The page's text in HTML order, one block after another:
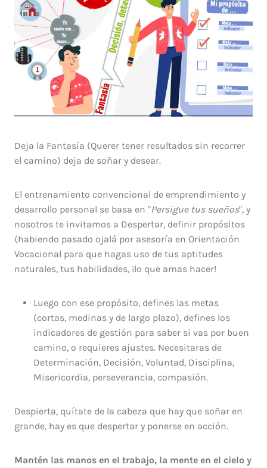
Deja la Fantasía (Querer tener resultados sin recorrer
el camino) deja de soñar y desear.
El entrenamiento convencional de emprendimiento y
desarrollo personal se basa en "Persigue tus sueños", y
nosotros te invitamos a Despertar, definir propósitos
(habiendo pasado ojalá por asesoría en Orientación
Vocacional para que hagas uso de tus aptitudes
naturales, tus habilidades, ¡lo que amas hacer!
Luego con ese propósito, defines las metas
(cortas, medinas y de largo plazo), defines los
indicadores de gestión para saber si vas por buen
camino, o requieres ajustes. Necesitaras de
Determinación, Decisión, Voluntad, Disciplina,
Misericordia, perseverancia, compasión.
Despierta, quítate de la cabeza que hay que soñar en
grande, hay es que despertar y ponerse en acción.
Mantén las manos en el trabajo, la mente en el cielo y